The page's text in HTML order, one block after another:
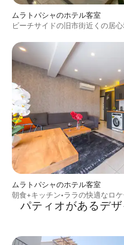
ムラトパシャのホテル客室
ビーチサイドの旧市街近くの居
ムラトパシャのホテル客室
朝食+キッチン•ララの快適なロ
パティオがあるデ⁠